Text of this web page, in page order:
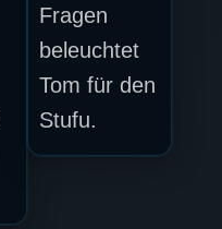
Fragen
beleuchtet
Tom für den
Stufu.